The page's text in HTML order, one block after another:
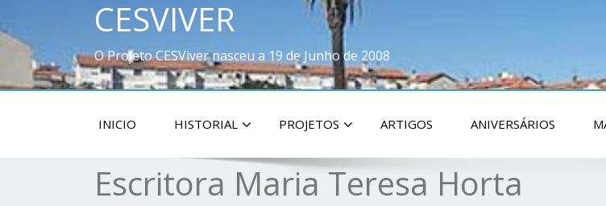
CESVIVER
O Projeto CESViver nasceu a 19 de Junho de 2008
INICIO HISTORIAL PROJETOS ARTIGOS ANIVERSÁRIOS
Escritora Maria Teresa Horta